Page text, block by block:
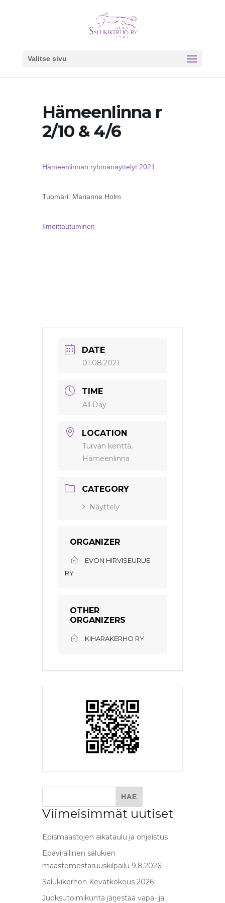
Valitse sivu
Hämeenlinna r
2/10 & 4/6
Hämeenlinnan ryhmänäyttelyt 2021
Tuomari: Marianne Holm
Ilmoittautuminen
DATE
01.08.2021
TIME
All Day
LOCATION
Turvan kenttä,
Hämeenlinna
CATEGORY
Näyttely
ORGANIZER
EVON HIRVISEURUE
RY
OTHER
ORGANIZERS
KIHARAKERHO RY
Viimeisimmät uutiset
Epismaastojen aikataulu ja ohjeistus
Epävirallinen salukien
maastomestaruuskilpailu 9.8.2026
Salukikerhon Kevätkokous 2026
Juoksutoimikunta järjestää vapa- ja